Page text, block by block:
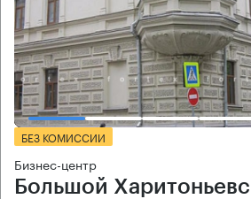
БЕЗ КОМИССИИ
Бизнес-центр
Большой